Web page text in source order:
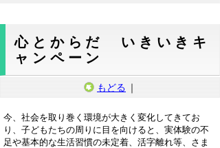
心とからだ いきいきキ
ャンペーン
もどる ｜
今、社会を取り巻く環境が大きく変化してきてお
り、子どもたちの周りに目を向けると、実体験の不
足や基本的な生活習慣の未定着、活字離れ等、さま